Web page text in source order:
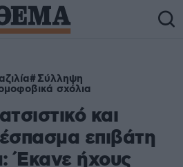
Σύλληψη
σχόλια
και
επιβάτη
Έκανε ήχους